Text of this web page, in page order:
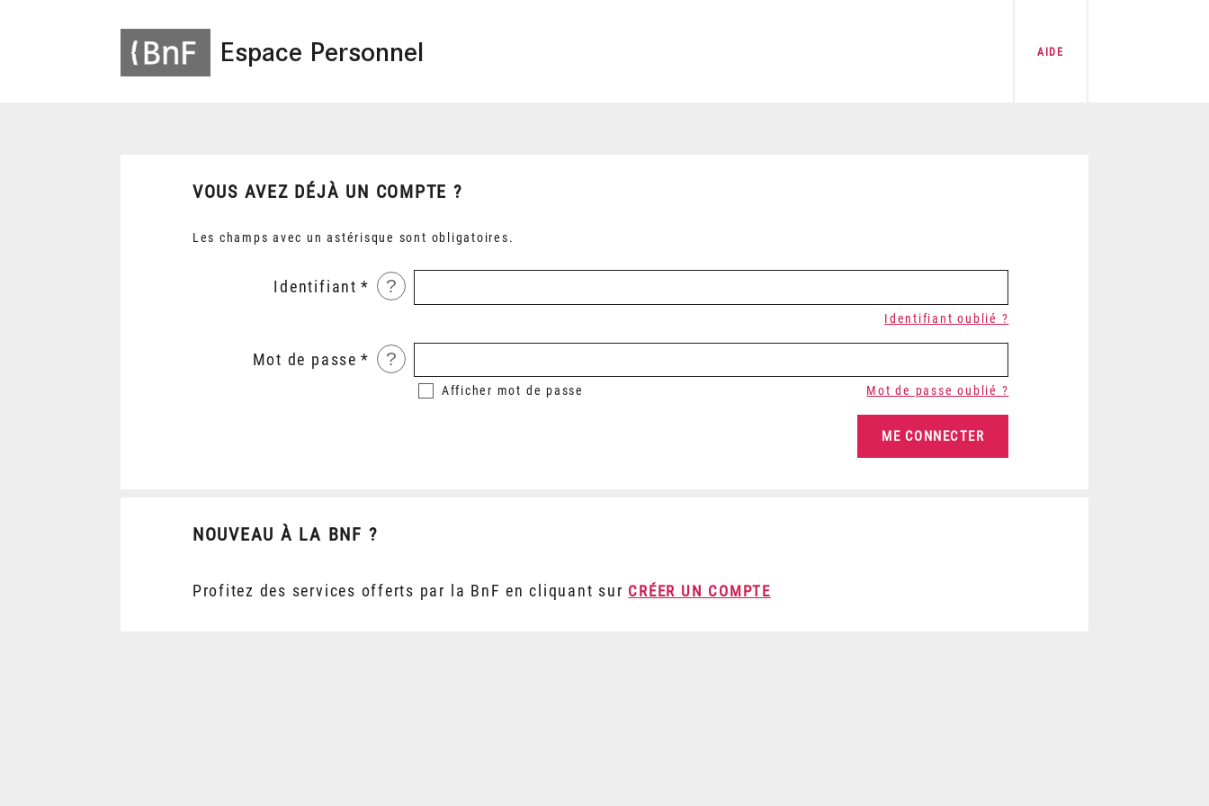
Espace Personnel AIDE
VOUS AVEZ DÉJÀ UN COMPTE ?
Les champs avec un astérisque sont obligatoires.
Identifiant ?
Identifiant oublié ?
Mot de passe ?
Afficher mot de passe Mot de passe oublié ?
NOUVEAU À LA BNF ?
Profitez des services offerts par la BnF en cliquant sur CRÉER UN COMPTE